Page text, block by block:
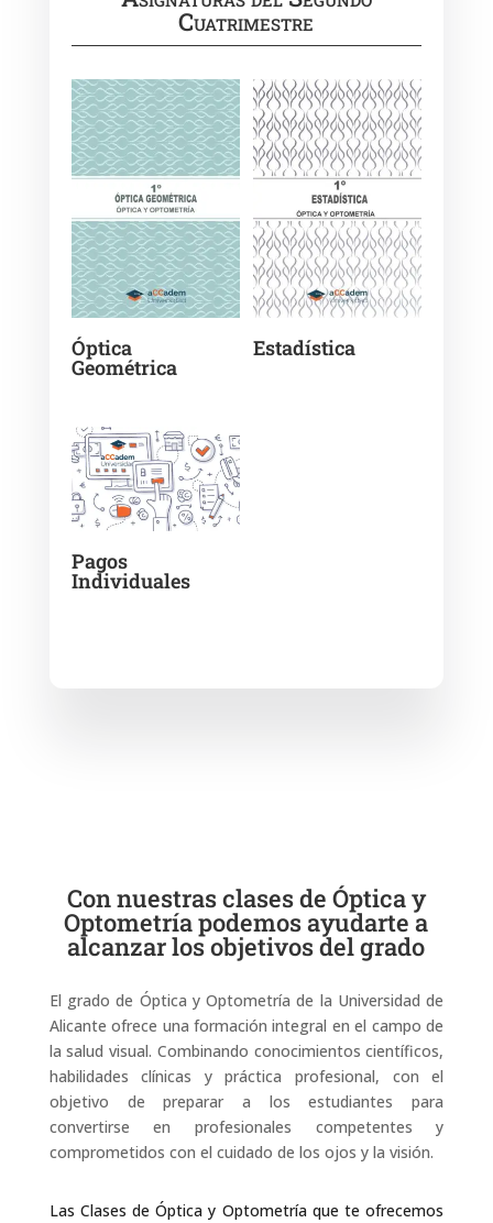
Cuatrimestre
Óptica
Geométrica
Estadística
Pagos
Individuales
Con nuestras clases de Óptica y
Optometría podemos ayudarte a
alcanzar los objetivos del grado
El grado de Óptica y Optometría de la Universidad de
Alicante ofrece una formación integral en el campo de
la salud visual. Combinando conocimientos científicos,
habilidades clínicas y práctica profesional, con el
objetivo de preparar a los estudiantes para
convertirse en profesionales competentes y
comprometidos con el cuidado de los ojos y la visión.
Las Clases de Óptica y Optometría que te ofrecemos